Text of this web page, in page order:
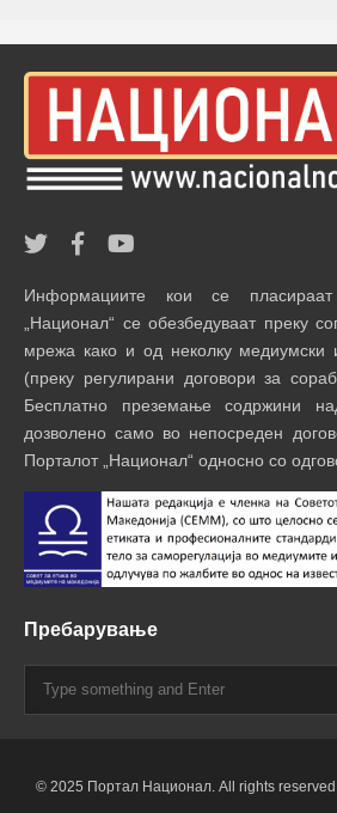
Информациите кои се
„Национал“ се обезбедуваат преку
мрежа како и од неколку медиумски
(преку регулирани договори за
Бесплатно преземање содржини
дозволено само во непосреден
Порталот „Национал“ односно со
Пребарување
© 2025 Портал Национал. All rights